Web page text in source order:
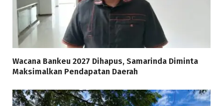
Wacana Bankeu 2027 Dihapus, Samarinda Diminta
Maksimalkan Pendapatan Daerah